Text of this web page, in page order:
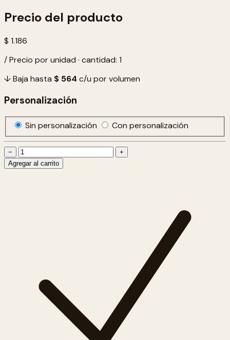
Precio del producto
$ 1.186
/ Precio por unidad · cantidad: 1
↓ Baja hasta $ 564 c/u por volumen
Personalización
Sin personalización Con personalización
−
+
Agregar al carrito